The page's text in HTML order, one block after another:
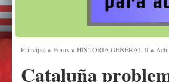
Principal» Foros » HISTORIA GENERAL II»
Cataluña